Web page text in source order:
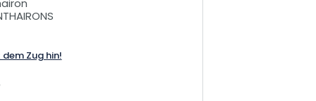
Zug hin!